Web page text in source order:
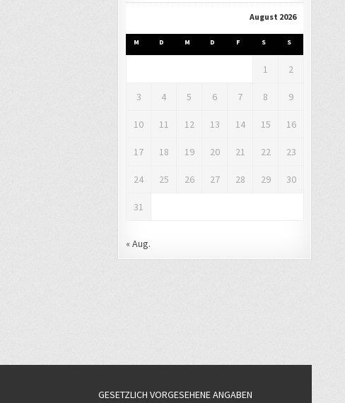
August 2026
M D M D F S S
1 2
3 4 5 6 7 8 9
10 11 12 13 14 15 16
17 18 19 20 21 22 23
24 25 26 27 28 29 30
31
« Aug.
GESETZLICH VORGESEHENE ANGABEN